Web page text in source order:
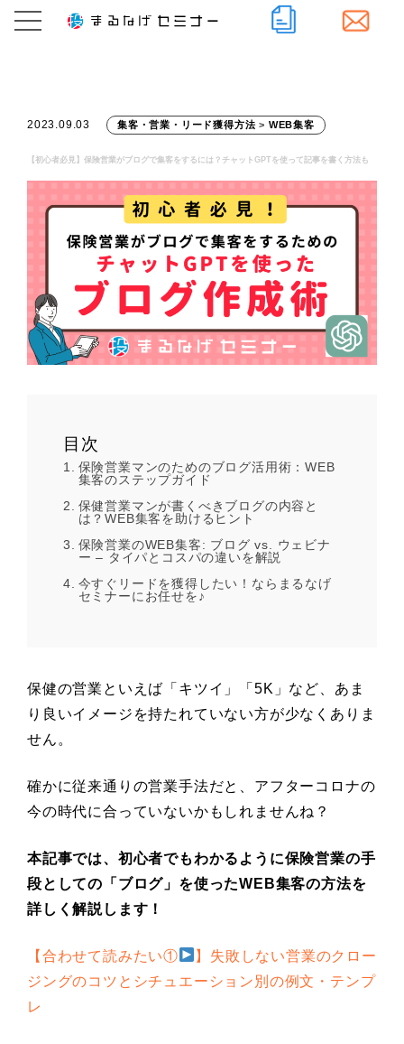
2023.09.03 集客・営業・リード獲得方法 > WEB集客
【初心者必見】保険営業がブログで集客をするには？チャットGPTを使って記事を書く方法も
目次
保険営業マンのためのブログ活用術：WEB
集客のステップガイド
保健営業マンが書くべきブログの内容と
は？WEB集客を助けるヒント
保険営業のWEB集客: ブログ vs. ウェビナ
ー – タイパとコスパの違いを解説
今すぐリードを獲得したい！ならまるなげ
セミナーにお任せを♪
保健の営業といえば「キツイ」「5K」など、あま
り良いイメージを持たれていない方が少なくありま
せん。
確かに従来通りの営業手法だと、アフターコロナの
今の時代に合っていないかもしれませんね？
本記事では、初心者でもわかるように保険営業の手
段としての「ブログ」を使ったWEB集客の方法を
詳しく解説します！
【合わせて読みたい① 】 失敗しない営業のクロー
ジングのコツとシチュエーション別の例文・テンプ
レ